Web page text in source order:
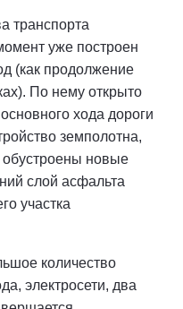
транспорта
уже построен
(как продолжение
По нему открыто
хода дороги
земполотна,
новые
слой асфальта
участка
количество
электросети, два